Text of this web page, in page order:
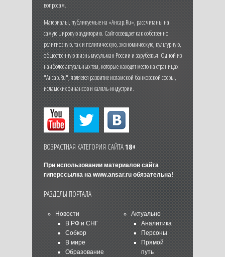
вопросам.
Материалы, публикуемые на «Ансар.Ru», рассчитаны на
самую широкую аудиторию. Сайт освещает как собственно
религиозную, так и политическую, экономическую, культурную,
общественную жизнь мусульман России и зарубежья. Одной из
наиболее актуальных тем, которые находят место на страницах
"Ансар.Ru", является развитие исламской банковской сферы,
исламских финансов и халяль-индустрии.
ВОЗРАСТНАЯ КАТЕГОРИЯ САЙТА18+
При использовании материалов сайта
гиперссылка на www.ansar.ruобязательна!
РАЗДЕЛЫ ПОРТАЛА
Новости
В РФ и СНГ
Собкор
В мире
Образование
Актуально
Аналитика
Персоны
Прямой
путь